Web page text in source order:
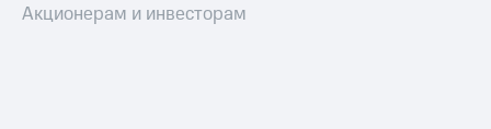
Акционерам и инвесторам